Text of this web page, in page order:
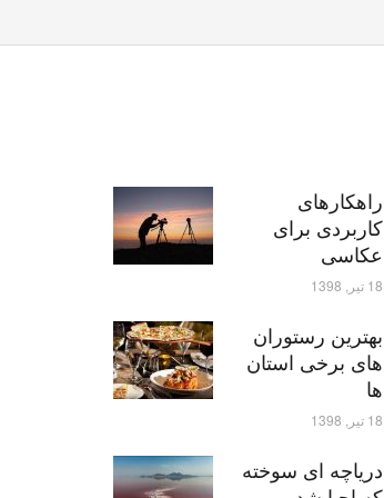
راهکارهای
کاربردی برای
عکاسی
18 تیر, 1398
بهترین رستوران
های برخی استان
ها
18 تیر, 1398
دریاچه ای سوخته